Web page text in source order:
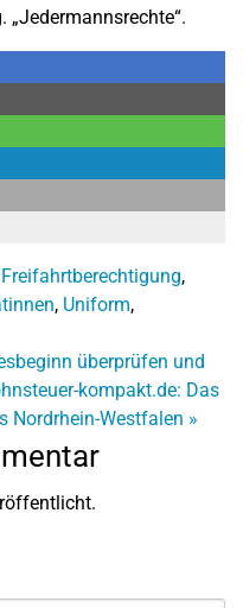
Freifahrtberechtigung,
, Uniform,
überprüfen und
kompakt.de: Das
Nordrhein-Westfalen »